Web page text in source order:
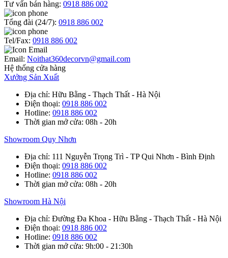
Tư vấn bán hàng: 0918 886 002
Tổng đài (24/7): 0918 886 002
Tel/Fax: 0918 886 002
Email: Noithat360decorvn@gmail.com
Hệ thống cửa hàng
Xưởng Sản Xuất
Địa chỉ: Hữu Bằng - Thạch Thất - Hà Nội
Điện thoại: 0918 886 002
Hotline: 0918 886 002
Thời gian mở cửa: 08h - 20h
Showroom Quy Nhơn
Địa chỉ: 111 Nguyễn Trọng Trì - TP Qui Nhơn - Bình Định
Điện thoại: 0918 886 002
Hotline: 0918 886 002
Thời gian mở cửa: 08h - 20h
Showroom Hà Nội
Địa chỉ: Đường Đa Khoa - Hữu Bằng - Thạch Thất - Hà Nội
Điện thoại: 0918 886 002
Hotline: 0918 886 002
Thời gian mở cửa: 9h:00 - 21:30h